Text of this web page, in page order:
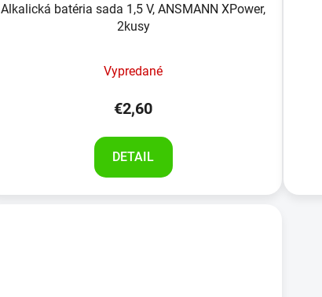
Alkalická batéria sada 1,5 V, ANSMANN XPower,
2kusy
Vypredané
€2,60
DETAIL